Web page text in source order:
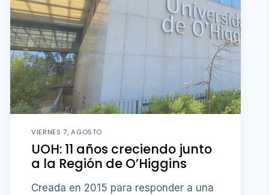
VIERNES 7, AGOSTO
UOH: 11 años creciendo junto
a la Región de O’Higgins
Creada en 2015 para responder a una